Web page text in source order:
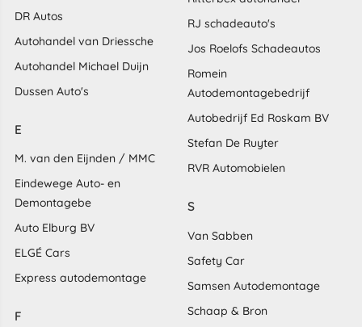
DR Autos
Autohandel van Driessche
Autohandel Michael Duijn
Dussen Auto's
E
M. van den Eijnden / MMC
Eindewege Auto- en
Demontagebe
Auto Elburg BV
ELGÉ Cars
Express autodemontage
F
RJ schadeauto's
Jos Roelofs Schadeautos
Romein
Autodemontagebedrijf
Autobedrijf Ed Roskam BV
Stefan De Ruyter
RVR Automobielen
S
Van Sabben
Safety Car
Samsen Autodemontage
Schaap & Bron